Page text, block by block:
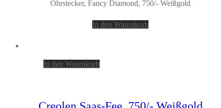
Ohrstecker, Fancy Diamond, 750/- Weißgold
In den Warenkorb
In den Warenkorb